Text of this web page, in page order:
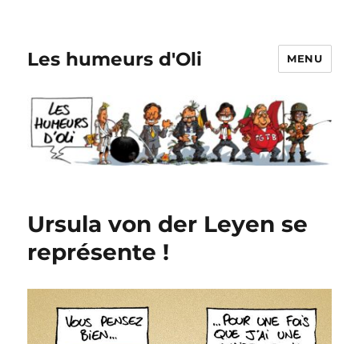
Les humeurs d'Oli MENU
Ursula von der Leyen se
représente !